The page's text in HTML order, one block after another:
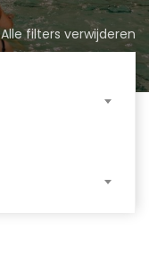
Alle filters verwijderen